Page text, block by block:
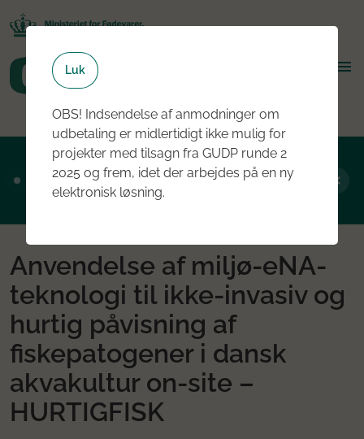
Ansøgningsrunde 2, 2026 er nu åben - læs
mere om rundens fokus her
Anvendelse af miljø-eNA-
teknologi til ikke-invasiv og
hurtig påvisning af
fiskepatogener i dansk
akvakultur on-site –
HURTIGFISK
Luk
OBS! Indsendelse af anmodninger om
udbetaling er midlertidigt ikke mulig for
projekter med tilsagn fra GUDP runde 2
2025 og frem, idet der arbejdes på en ny
elektronisk løsning.